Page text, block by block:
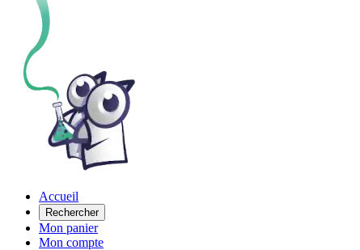
Accueil
Rechercher
Mon panier
Mon compte